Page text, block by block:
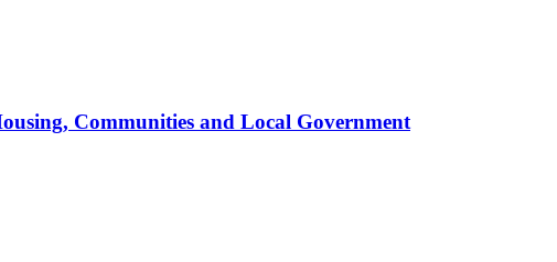
Communities and Local Government